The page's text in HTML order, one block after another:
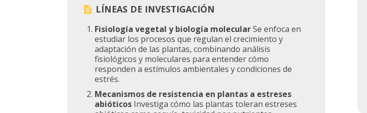
LÍNEAS DE INVESTIGACIÓN
Fisiología vegetal y biología molecularSe enfoca en
estudiar los procesos que regulan el crecimiento y
adaptación de las plantas, combinando análisis
fisiológicos y moleculares para entender cómo
responden a estímulos ambientales y condiciones de
estrés.
Mecanismos de resistencia en plantas a estreses
abióticos Investiga cómo las plantas toleran estreses